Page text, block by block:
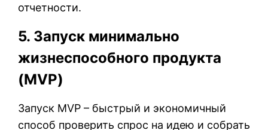
отчетности.
5. Запуск минимально
жизнеспособного продукта
(MVP)
Запуск MVP – быстрый и экономичный
способ проверить спрос на идею и собрать